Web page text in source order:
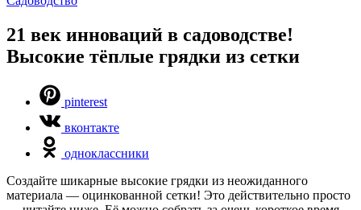
21 век инноваций в садоводстве!
Высокие тёплые грядки из сетки
pinterest
вконтакте
одноклассники
Создайте шикарные высокие грядки из неожиданного
материала — оцинкованной сетки! Это действительно просто